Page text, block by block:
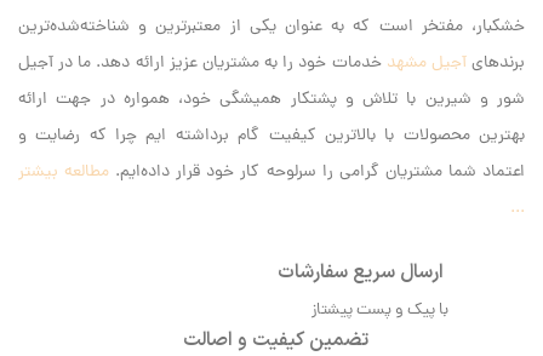
خشکبار، مفتخر است که به عنوان یکی از معتبرترین و شناخته‌شده‌ترین
برندهایآجیل مشهد خدمات خود را به مشتریان عزیز ارائه دهد. ما در آجیل
شور و شیرین با تلاش و پشتکار همیشگی خود، همواره در جهت ارائه
بهترین محصولات با بالاترین کیفیت گام برداشته ایم‌ چرا که رضایت و
اعتماد شما مشتریان گرامی را سرلوحه کار خود قرار داده‌ایم. مطالعه بیشتر
...
ارسال سریع سفارشات
با پیک و پست پیشتاز
تضمین کیفیت و اصالت